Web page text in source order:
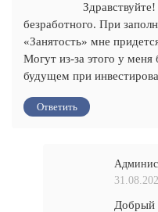
безработного. При
«Занятость» мне
Могут из-за этого у
будущем при
Ответить
Добрый